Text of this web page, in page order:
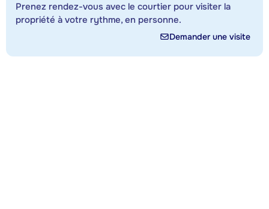
Prenez rendez-vous avec le courtier pour visiter la
propriété à votre rythme, en personne.
Demander une visite